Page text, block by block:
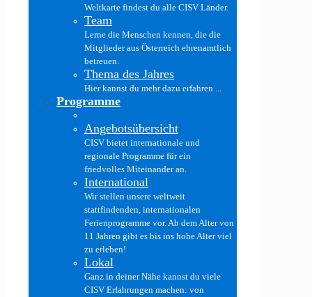
Weltkarte findest du alle CISV Länder.
Team
Lerne die Menschen kennen, die die
Mitglieder aus Österreich ehrenamtlich
betreuen.
Thema des Jahres
Hier kannst du mehr dazu erfahren ...
Programme
Angebotsübersicht
CISV bietet internationale und
regionale Programme für ein
friedvolles Miteinander an.
International
Wir stellen unsere weltweit
stattfindenden, internationalen
Ferienprogramme vor. Ab dem Alter von
11 Jahren gibt es bis ins hohe Alter viel
zu erleben!
Lokal
Ganz in deiner Nähe kannst du viele
CISV Erfahrungen machen: von